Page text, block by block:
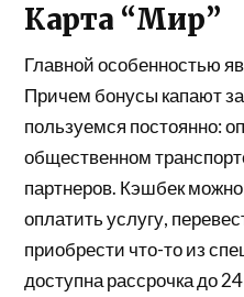
Карта “Мир”
Главной особенностью
Причем бонусы капают
пользуемся постоянно:
общественном
партнеров. Кэшбек можно
оплатить услугу,
приобрести что-то из
доступна рассрочка до